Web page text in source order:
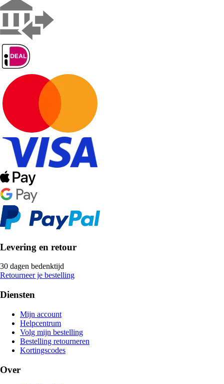
Levering en retour
30 dagen bedenktijd
Retourneer je bestelling
Diensten
Mijn account
Helpcentrum
Volg mijn bestelling
Bestelling retourneren
Kortingscodes
Over